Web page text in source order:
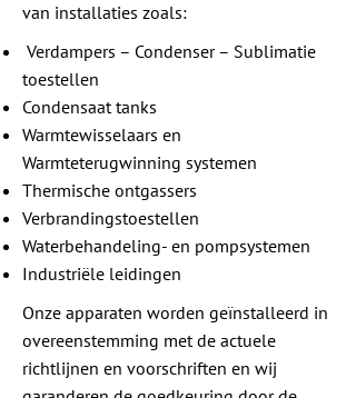
van installaties zoals:
Verdampers – Condenser – Sublimatie
toestellen
Condensaat tanks
Warmtewisselaars en
Warmteterugwinning systemen
Thermische ontgassers
Verbrandingstoestellen
Waterbehandeling- en pompsystemen
Industriële leidingen
Onze apparaten worden geïnstalleerd in
overeenstemming met de actuele
richtlijnen en voorschriften en wij